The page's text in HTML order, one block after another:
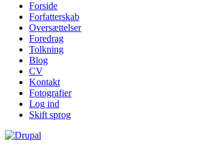
Forside
Forfatterskab
Oversættelser
Foredrag
Tolkning
Blog
CV
Kontakt
Fotografier
Log ind
Skift sprog